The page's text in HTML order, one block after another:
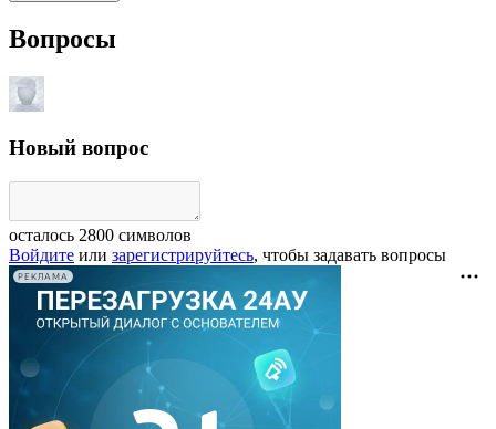
Вопросы
Новый вопрос
осталось 2800 символов
Войдите или зарегистрируйтесь, чтобы задавать вопросы
РЕКЛАМА